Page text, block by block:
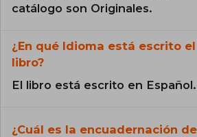
catálogo son Originales.
¿En qué Idioma está escrito el
libro?
El libro está escrito en Español.
¿Cuál es la encuadernación